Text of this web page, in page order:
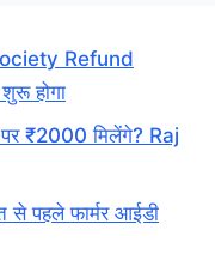
Refund
होगा
₹2000 मिलेंगे? Raj
पहले फार्मर आईडी